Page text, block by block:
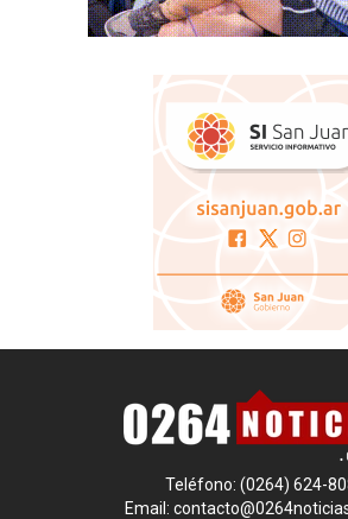
Teléfono: (0264) 624-
Email: